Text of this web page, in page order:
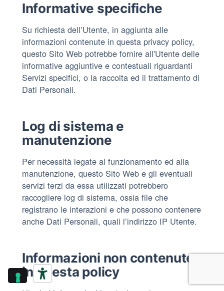
Informative specifiche
Su richiesta dell’Utente, in aggiunta alle
informazioni contenute in questa privacy policy,
questo Sito Web potrebbe fornire all'Utente delle
informative aggiuntive e contestuali riguardanti
Servizi specifici, o la raccolta ed il trattamento di
Dati Personali.
Log di sistema e
manutenzione
Per necessità legate al funzionamento ed alla
manutenzione, questo Sito Web e gli eventuali
servizi terzi da essa utilizzati potrebbero
raccogliere log di sistema, ossia file che
registrano le interazioni e che possono contenere
anche Dati Personali, quali l’indirizzo IP Utente.
Informazioni non contenute
in questa policy